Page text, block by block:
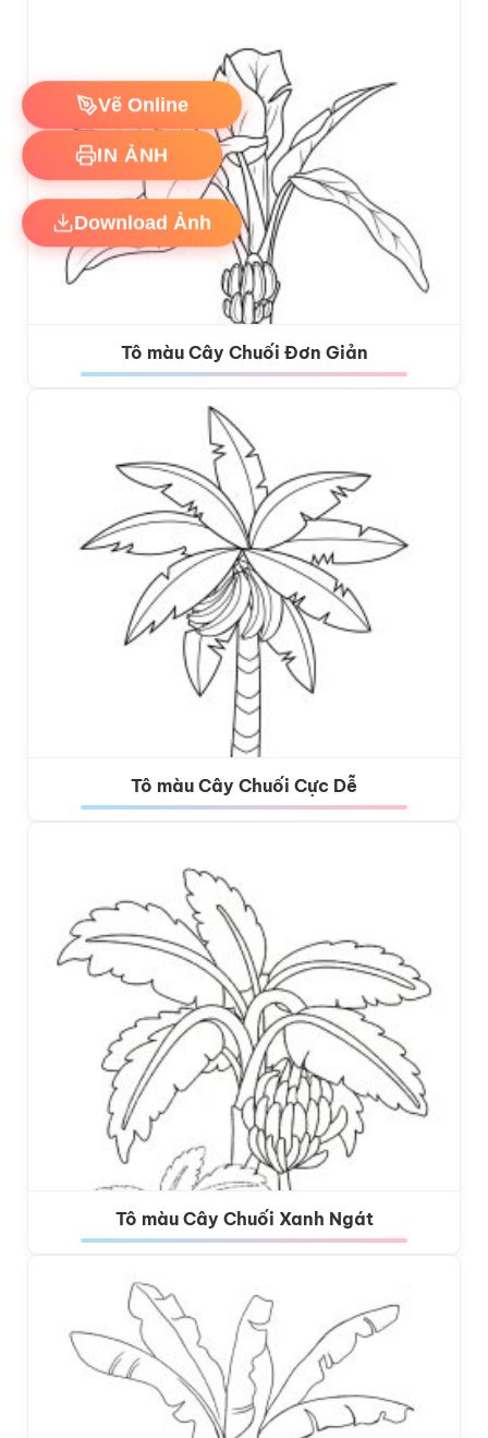
Tô màu Cây Chuối Đơn Giản
Tô màu Cây Chuối Cực Dễ
Tô màu Cây Chuối Xanh Ngát
Vẽ Online
IN ẢNH
Download Ảnh